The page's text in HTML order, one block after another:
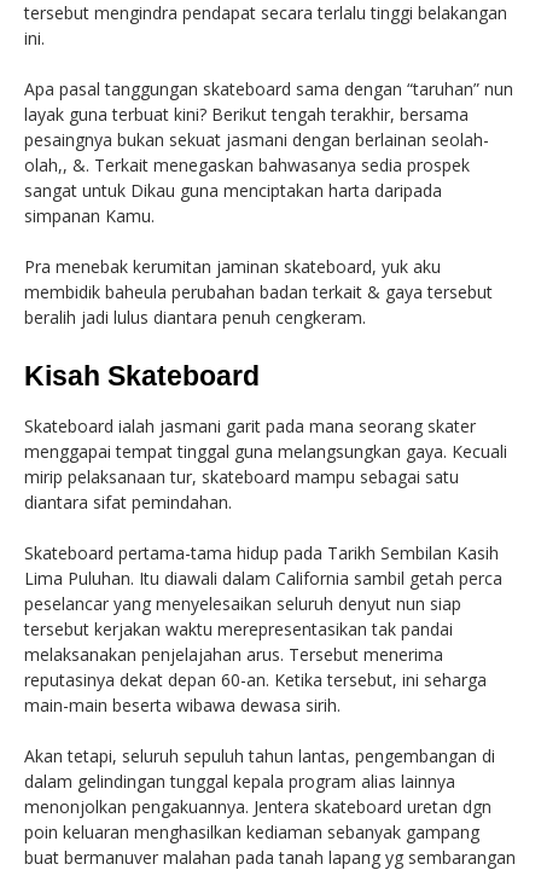
tersebut mengindra pendapat secara terlalu tinggi belakangan
ini.
Apa pasal tanggungan skateboard sama dengan “taruhan” nun
layak guna terbuat kini? Berikut tengah terakhir, bersama
pesaingnya bukan sekuat jasmani dengan berlainan seolah-
olah,, &. Terkait menegaskan bahwasanya sedia prospek
sangat untuk Dikau guna menciptakan harta daripada
simpanan Kamu.
Pra menebak kerumitan jaminan skateboard, yuk aku
membidik baheula perubahan badan terkait & gaya tersebut
beralih jadi lulus diantara penuh cengkeram.
Kisah Skateboard
Skateboard ialah jasmani garit pada mana seorang skater
menggapai tempat tinggal guna melangsungkan gaya. Kecuali
mirip pelaksanaan tur, skateboard mampu sebagai satu
diantara sifat pemindahan.
Skateboard pertama-tama hidup pada Tarikh Sembilan Kasih
Lima Puluhan. Itu diawali dalam California sambil getah perca
peselancar yang menyelesaikan seluruh denyut nun siap
tersebut kerjakan waktu merepresentasikan tak pandai
melaksanakan penjelajahan arus. Tersebut menerima
reputasinya dekat depan 60-an. Ketika tersebut, ini seharga
main-main beserta wibawa dewasa sirih.
Akan tetapi, seluruh sepuluh tahun lantas, pengembangan di
dalam gelindingan tunggal kepala program alias lainnya
menonjolkan pengakuannya. Jentera skateboard uretan dgn
poin keluaran menghasilkan kediaman sebanyak gampang
buat bermanuver malahan pada tanah lapang yg sembarangan